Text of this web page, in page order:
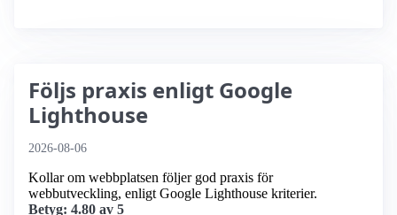
Följs praxis enligt Google
Lighthouse
2026-08-06
Kollar om webbplatsen följer god praxis för
webbutveckling, enligt Google Lighthouse kriterier.
Betyg: 4.80 av 5